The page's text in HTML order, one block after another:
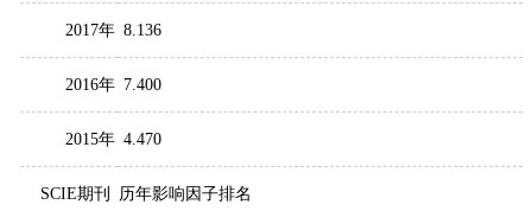
2017年 8.136
2016年 7.400
2015年 4.470
SCIE期刊 历年影响因子排名